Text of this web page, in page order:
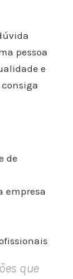
pessoa
e
de
empresa
que